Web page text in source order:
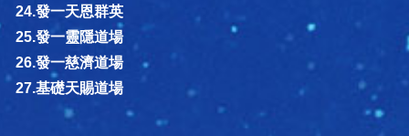
24.發一天恩群英
25.發一靈隱道場
26.發一慈濟道場
27.基礎天賜道場